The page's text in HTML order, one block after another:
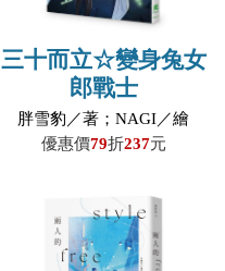
三十而立☆變身兔女
郎戰士
胖雪豹／著；NAGI／繪
優惠價79折237元